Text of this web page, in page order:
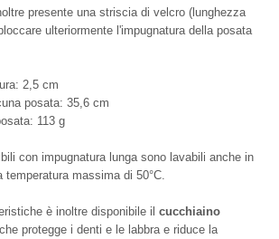
presente una striscia di velcro (lunghezza
ulteriormente l'impugnatura della posata
2,5 cm
posata: 35,6 cm
113 g
con impugnatura lunga sono lavabili anche in
temperatura massima di 50°C.
è inoltre disponibile il cucchiaino
protegge i denti e le labbra e riduce la